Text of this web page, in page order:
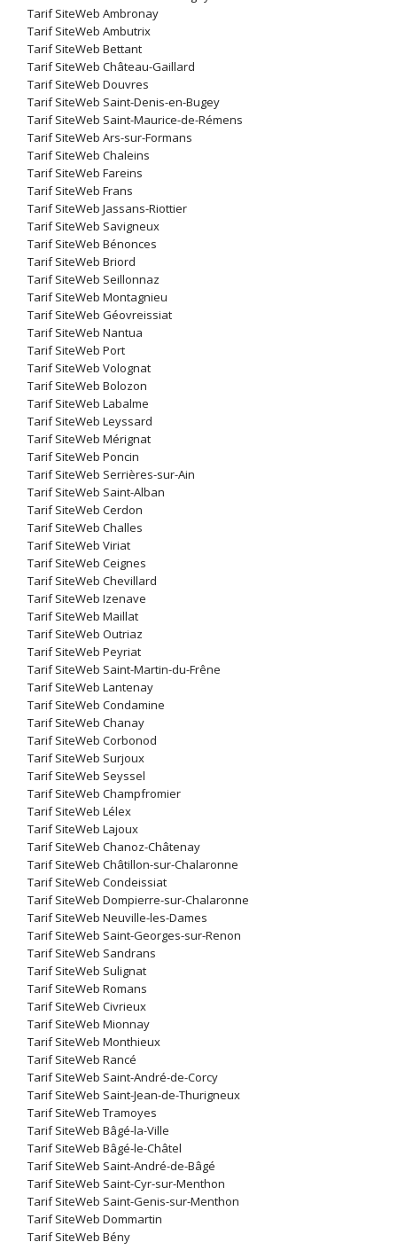
Tarif SiteWeb Ambronay
Tarif SiteWeb Ambutrix
Tarif SiteWeb Bettant
Tarif SiteWeb Château-Gaillard
Tarif SiteWeb Douvres
Tarif SiteWeb Saint-Denis-en-Bugey
Tarif SiteWeb Saint-Maurice-de-Rémens
Tarif SiteWeb Ars-sur-Formans
Tarif SiteWeb Chaleins
Tarif SiteWeb Fareins
Tarif SiteWeb Frans
Tarif SiteWeb Jassans-Riottier
Tarif SiteWeb Savigneux
Tarif SiteWeb Bénonces
Tarif SiteWeb Briord
Tarif SiteWeb Seillonnaz
Tarif SiteWeb Montagnieu
Tarif SiteWeb Géovreissiat
Tarif SiteWeb Nantua
Tarif SiteWeb Port
Tarif SiteWeb Volognat
Tarif SiteWeb Bolozon
Tarif SiteWeb Labalme
Tarif SiteWeb Leyssard
Tarif SiteWeb Mérignat
Tarif SiteWeb Poncin
Tarif SiteWeb Serrières-sur-Ain
Tarif SiteWeb Saint-Alban
Tarif SiteWeb Cerdon
Tarif SiteWeb Challes
Tarif SiteWeb Viriat
Tarif SiteWeb Ceignes
Tarif SiteWeb Chevillard
Tarif SiteWeb Izenave
Tarif SiteWeb Maillat
Tarif SiteWeb Outriaz
Tarif SiteWeb Peyriat
Tarif SiteWeb Saint-Martin-du-Frêne
Tarif SiteWeb Lantenay
Tarif SiteWeb Condamine
Tarif SiteWeb Chanay
Tarif SiteWeb Corbonod
Tarif SiteWeb Surjoux
Tarif SiteWeb Seyssel
Tarif SiteWeb Champfromier
Tarif SiteWeb Lélex
Tarif SiteWeb Lajoux
Tarif SiteWeb Chanoz-Châtenay
Tarif SiteWeb Châtillon-sur-Chalaronne
Tarif SiteWeb Condeissiat
Tarif SiteWeb Dompierre-sur-Chalaronne
Tarif SiteWeb Neuville-les-Dames
Tarif SiteWeb Saint-Georges-sur-Renon
Tarif SiteWeb Sandrans
Tarif SiteWeb Sulignat
Tarif SiteWeb Romans
Tarif SiteWeb Civrieux
Tarif SiteWeb Mionnay
Tarif SiteWeb Monthieux
Tarif SiteWeb Rancé
Tarif SiteWeb Saint-André-de-Corcy
Tarif SiteWeb Saint-Jean-de-Thurigneux
Tarif SiteWeb Tramoyes
Tarif SiteWeb Bâgé-la-Ville
Tarif SiteWeb Bâgé-le-Châtel
Tarif SiteWeb Saint-André-de-Bâgé
Tarif SiteWeb Saint-Cyr-sur-Menthon
Tarif SiteWeb Saint-Genis-sur-Menthon
Tarif SiteWeb Dommartin
Tarif SiteWeb Bény